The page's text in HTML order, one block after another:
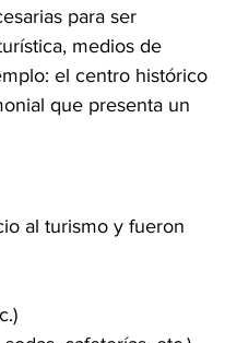
para ser
medios de
el centro histórico
que presenta un
al turismo y fueron